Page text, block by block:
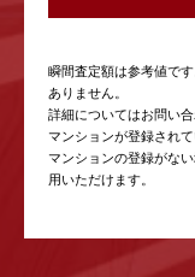
瞬間査定額は参考値で
ありません。
詳細についてはお問い合
マンションが登録され
マンションの登録がな
用いただけます。